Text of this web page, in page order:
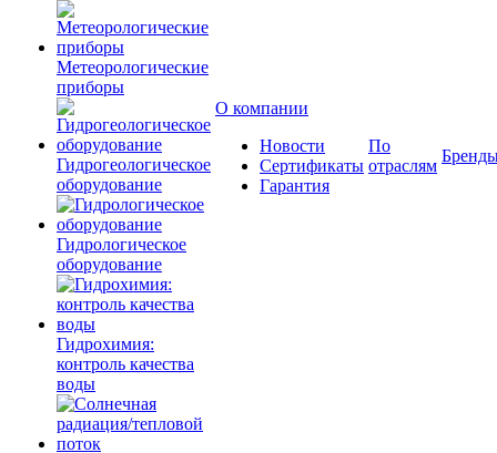
Метеорологические
приборы
Гидрогеологическое
оборудование
Гидрологическое
оборудование
Гидрохимия:
контроль качества
воды
О компании
Новости
Сертификаты
Гарантия
По
отраслям